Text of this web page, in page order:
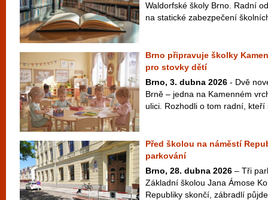
Waldorfské školy Brno. Radní
na statické zabezpečení
Brno připravuje školky
pro stovky dětí
Brno, 3. dubna 2026 - Dvě
Brně – jedna na Kamenném
ulici. Rozhodli o tom radní, kteří
Před školou na náměstí
parkování
Brno, 28. dubna 2026 – Tři
Základní školou Jana Ámose
Republiky skončí, zábradlí